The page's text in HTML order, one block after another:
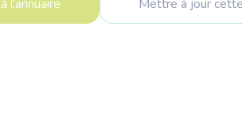
l’annuaire Mettre à jour